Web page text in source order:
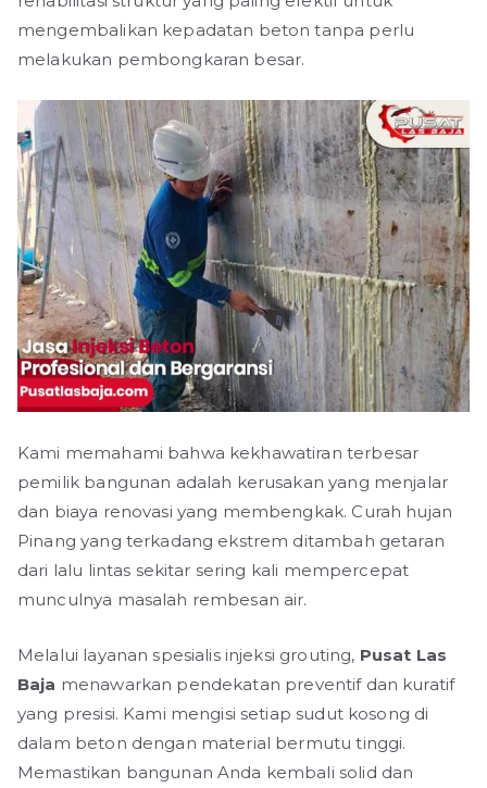
mengembalikan kepadatan beton tanpa perlu
melakukan pembongkaran besar.
Kami memahami bahwa kekhawatiran terbesar
pemilik bangunan adalah kerusakan yang menjalar
dan biaya renovasi yang membengkak. Curah hujan
Pinang yang terkadang ekstrem ditambah getaran
dari lalu lintas sekitar sering kali mempercepat
munculnya masalah rembesan air.
Melalui layanan spesialis injeksi grouting, Pusat Las
Baja menawarkan pendekatan preventif dan kuratif
yang presisi. Kami mengisi setiap sudut kosong di
dalam beton dengan material bermutu tinggi.
Memastikan bangunan Anda kembali solid dan